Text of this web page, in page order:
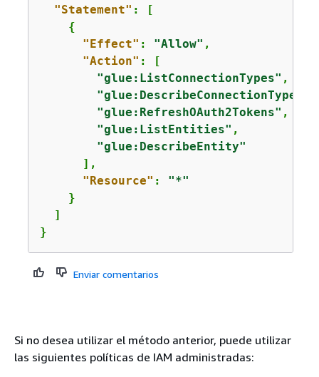
"Statement" : [
{
"Effect" : "Allow" ,
"Action" : [
"glue:ListConnectionTypes" ,
"glue:DescribeConnectionType"
"glue:RefreshOAuth2Tokens" ,
"glue:ListEntities" ,
"glue:DescribeEntity"
      ],
"Resource" : "*"
    }
  ]
}
Enviar comentarios
Si no desea utilizar el método anterior, puede utilizar
las siguientes políticas de IAM administradas: